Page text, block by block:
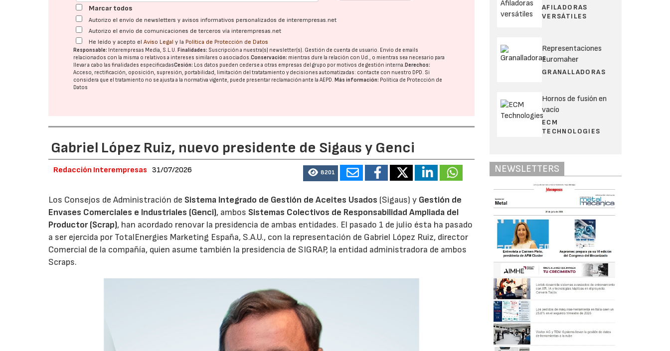
Marcar todos
Autorizo el envío de newsletters y avisos informativos personalizados de interempresas.net
Autorizo el envío de comunicaciones de terceros vía interempresas.net
He leído y acepto elAviso Legal y la Política de Protección de Datos
Responsable: Interempresas Media, S.L.U.Finalidades: Suscripción a nuestra(s) newsletter(s). Gestión de cuenta de usuario. Envío de emails
relacionados con la misma o relativos a intereses similares o asociados.Conservación: mientras dure la relación con Ud., o mientras sea necesario para
llevar a cabo las finalidades especificadasCesión: Los datos pueden cederse a otras empresas del grupo por motivos de gestión interna.Derechos:
Acceso, rectificación, oposición, supresión, portabilidad, limitación del tratatamiento y decisiones automatizadas: contacte con nuestro DPD. Si
considera que el tratamiento no se ajusta a la normativa vigente, puede presentar reclamación ante laAEPD.Más información: Política de Protección de
Datos
Gabriel López Ruiz, nuevo presidente de Sigaus y Genci
Redacción Interempresas 31/07/2026 8201
Los Consejos de Administración de Sistema Integrado de Gestión de Aceites Usados (Sigaus) y Gestión de
Envases Comerciales e Industriales (Genci), ambos Sistemas Colectivos de Responsabilidad Ampliada del
Productor (Scrap), han acordado renovar la presidencia de ambas entidades. El pasado 1 de julio ésta ha pasado
a ser ejercida por TotalEnergies Marketing España, S.A.U., con la representación de Gabriel López Ruiz, director
Comercial de la compañía, quien asume también la presidencia de SIGRAP, la entidad administradora de ambos
Scraps.
AFILADORAS
VERSÁTILES
Representaciones
Euromaher
GRANALLADORAS
Hornos de fusión en
vacío
ECM
TECHNOLOGIES
NEWSLETTERS